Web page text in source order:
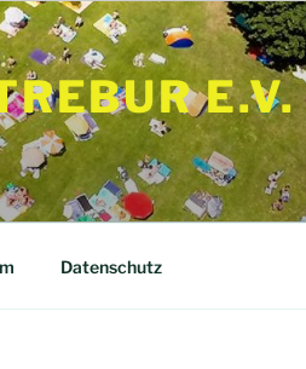
E.V.
Datenschutz